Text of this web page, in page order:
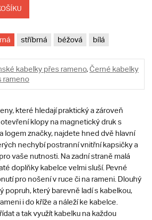
stříbrná béžová bílá
kabelky přes rameno,Černé kabelky
rameno
které hledají praktický a zároveň
klopy na magnetický druk s
logem značky, najdete hned dvě hlavní
nechybí postranní vnitřní kapsičky a
vaše nutnosti. Na zadní straně malá
doplňky kabelce velmi sluší. Pevné
pro nošení v ruce či na rameni. Dlouhý
popruh, který barevně ladí s kabelkou,
i do kříže a náleží ke kabelce.
a tak využít kabelku na každou